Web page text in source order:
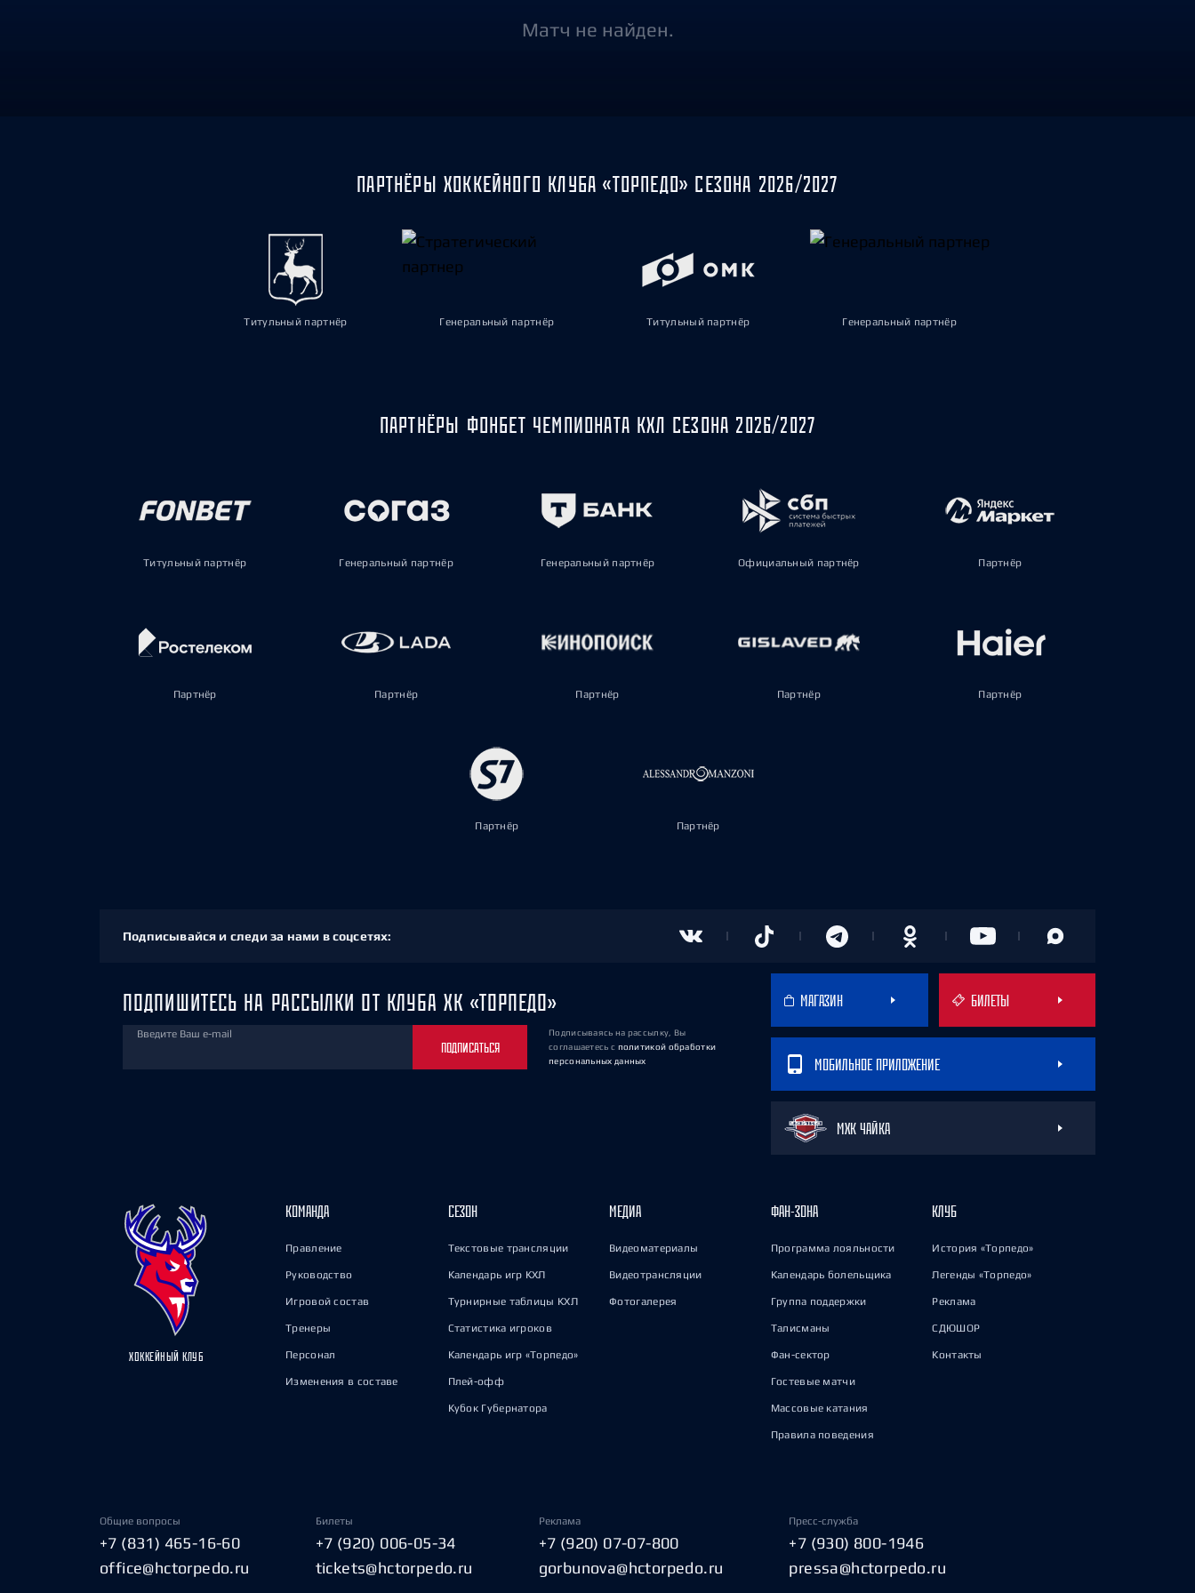
Матч не найден.
ПАРТНЁРЫ ХОККЕЙНОГО КЛУБА «ТОРПЕДО» СЕЗОНА 2026/2027
Титульный партнёр Генеральный партнёр Титульный партнёр Генеральный партнёр
ПАРТНЁРЫ ФОНБЕТ ЧЕМПИОНАТА КХЛ СЕЗОНА 2026/2027
Титульный партнёр Генеральный партнёр Генеральный партнёр Официальный партнёр Партнёр
Партнёр Партнёр Партнёр Партнёр Партнёр
Партнёр Партнёр
Подписывайся и следи за нами в соцсетях:
ПОДПИШИТЕСЬ НА РАССЫЛКИ ОТ КЛУБА ХК «ТОРПЕДО»
Введите Ваш e-mail
ПОДПИСАТЬСЯ
Подписываясь на рассылку, Вы
соглашаетесь с политикой обработки
персональных данных
МАГАЗИН БИЛЕТЫ
МОБИЛЬНОЕ ПРИЛОЖЕНИЕ
МХК ЧАЙКА
ХОККЕЙНЫЙ КЛУБ
КОМАНДА
Правление
Руководство
Игровой состав
Тренеры
Персонал
Изменения в составе
СЕЗОН
Текстовые трансляции
Календарь игр КХЛ
Турнирные таблицы КХЛ
Статистика игроков
Календарь игр «Торпедо»
Плей-офф
Кубок Губернатора
МЕДИА
Видеоматериалы
Видеотрансляции
Фотогалерея
ФАН-ЗОНА
Программа лояльности
Календарь болельщика
Группа поддержки
Талисманы
Фан-сектор
Гостевые матчи
Массовые катания
Правила поведения
КЛУБ
История «Торпедо»
Легенды «Торпедо»
Реклама
СДЮШОР
Контакты
Общие вопросы
+7 (831) 465-16-60
office@hctorpedo.ru
Билеты
+7 (920) 006-05-34
tickets@hctorpedo.ru
Реклама
+7 (920) 07-07-800
gorbunova@hctorpedo.ru
Пресс-служба
+7 (930) 800-1946
pressa@hctorpedo.ru